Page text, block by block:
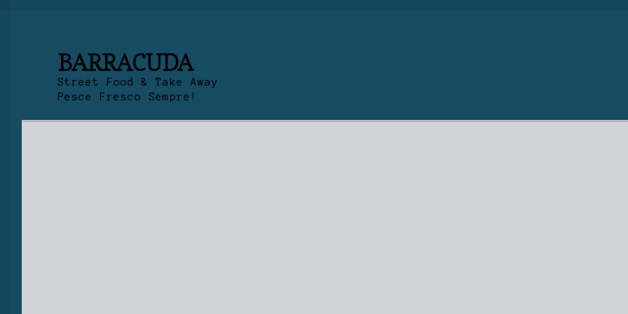
BARRACUDA
Street Food & Take Away
Pesce Fresco Sempre!